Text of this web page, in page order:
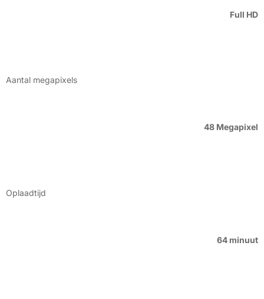
Full HD
Aantal megapixels
48 Megapixel
Oplaadtijd
64 minuut